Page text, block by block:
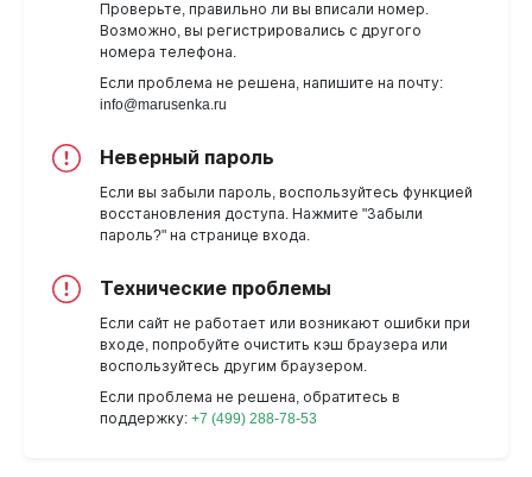
Проверьте, правильно ли вы вписали номер.
Возможно, вы регистрировались с другого
номера телефона.
Если проблема не решена, напишите на почту:
info@marusenka.ru
Неверный пароль
Если вы забыли пароль, воспользуйтесь функцией
восстановления доступа. Нажмите "Забыли
пароль?" на странице входа.
Технические проблемы
Если сайт не работает или возникают ошибки при
входе, попробуйте очистить кэш браузера или
воспользуйтесь другим браузером.
Если проблема не решена, обратитесь в
поддержку: +7 (499) 288-78-53